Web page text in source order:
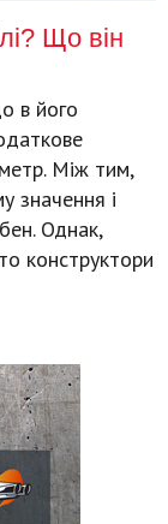
Що він
в його
Між тим,
значення і
Однак,
конструктори